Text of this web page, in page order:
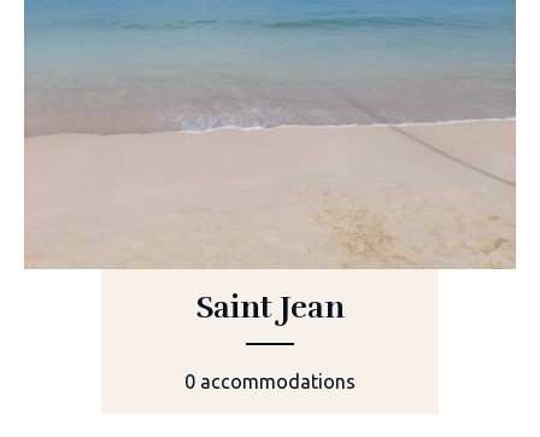
Saint Jean
0 accommodations